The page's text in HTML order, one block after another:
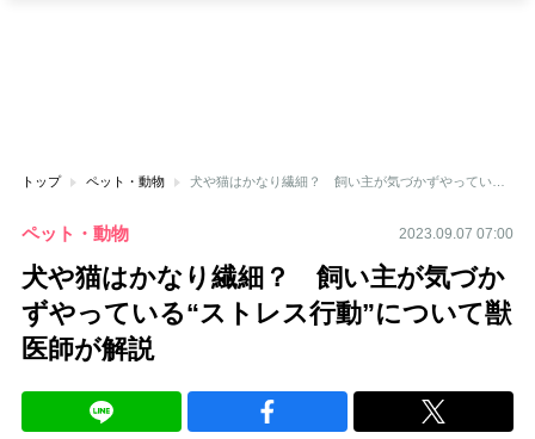
トップ ペット・動物 犬や猫はかなり繊細？ 飼い主が気づかずやっている“ストレス行動”について獣医師が解説
ペット・動物 2023.09.07 07:00
犬や猫はかなり繊細？ 飼い主が気づか
ずやっている“ストレス行動”について獣
医師が解説